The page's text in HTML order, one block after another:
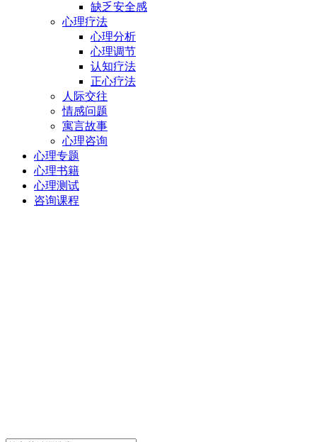
缺乏安全感
心理疗法
心理分析
心理调节
认知疗法
正心疗法
人际交往
情感问题
寓言故事
心理咨询
心理专题
心理书籍
心理测试
咨询课程